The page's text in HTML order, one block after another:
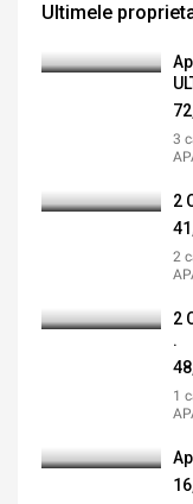
Ultimele
3
2
2
2
.
1